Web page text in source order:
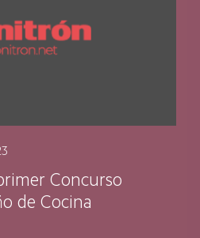
Concurso
de Cocina